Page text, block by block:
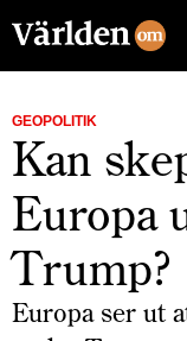
GEOPOLITIK
Kan
Europa
Trump?
Europa ser ut